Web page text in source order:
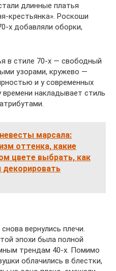
длинные платья
крестьянка». Роскоши
х добавляли оборки,
в стиле 70-х — свободный
узорами, кружево —
и у современных
накладывает стиль
марсала:
оттенка, какие
цвете выбрать, как
декорировать
вернулись плечи.
эпохи была полной
трендам 40-х. Помимо
облачились в блестки,